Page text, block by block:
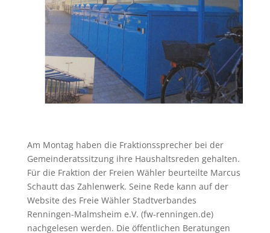
Am Montag haben die Fraktionssprecher bei der
Gemeinderatssitzung ihre Haushaltsreden gehalten.
Für die Fraktion der Freien Wähler beurteilte Marcus
Schautt das Zahlenwerk. Seine Rede kann auf der
Website des Freie Wähler Stadtverbandes
Renningen-Malmsheim e.V. (fw-renningen.de)
nachgelesen werden. Die öffentlichen Beratungen